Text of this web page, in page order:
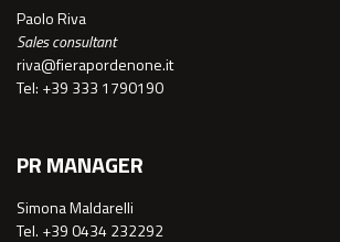
Paolo Riva
Sales consultant
riva@fierapordenone.it
Tel: +39 333 1790190
PR MANAGER
Simona Maldarelli
Tel. +39 0434 232292